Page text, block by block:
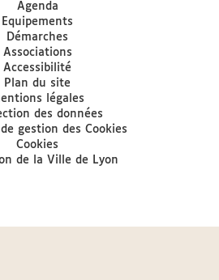
Agenda
Equipements
Démarches
Associations
Accessibilité
Plan du site
légales
des données
gestion des Cookies
Cookies
de la Ville de Lyon